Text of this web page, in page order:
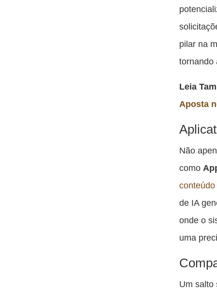
pilar na
tornando
Leia
Aposta
Não
como
conteúdo
de IA
onde o
uma
Um salto